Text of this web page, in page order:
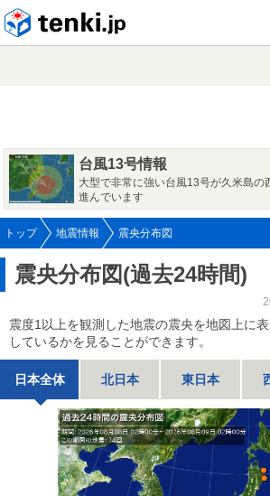
台風13号情報
大型で非常に強い台風13号が久米島の
進んでいます
トップ 地震情報 震央分布図
震央分布図(過去24時間)
震度1以上を観測した地震の震央を地図上に
しているかを見ることができます。
日本全体 北日本 東日本